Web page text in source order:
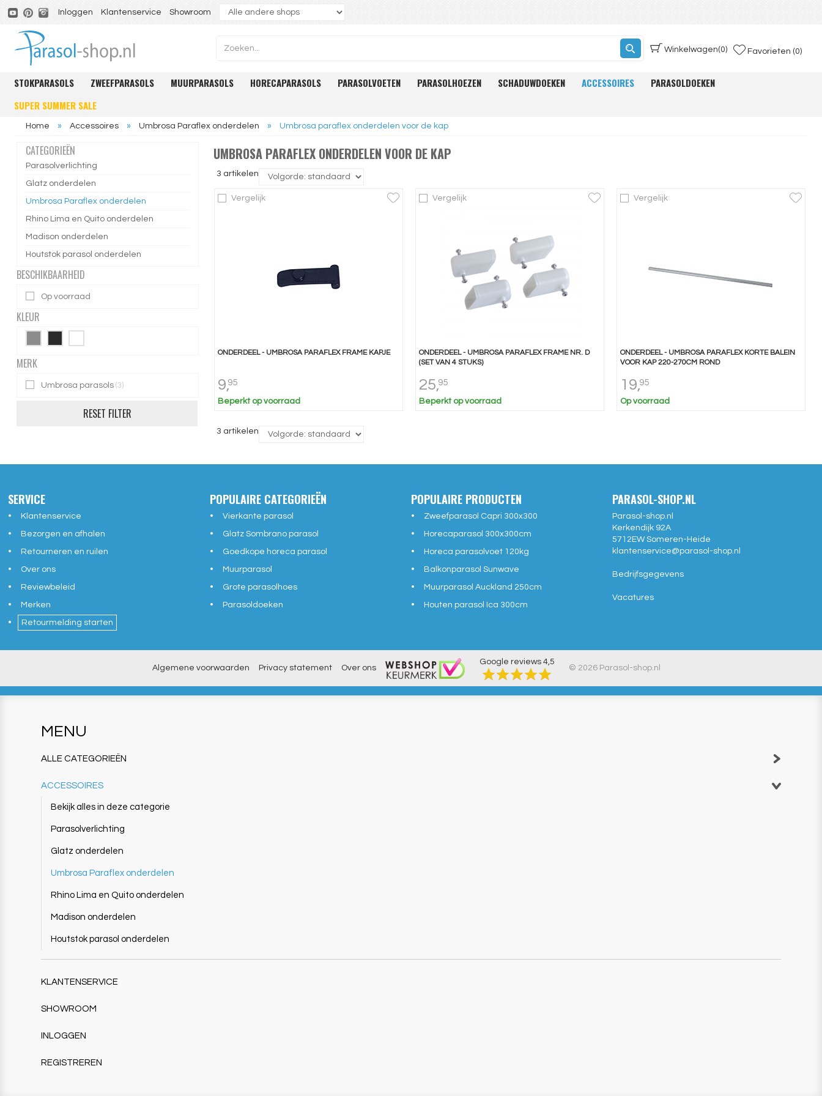
Inloggen Klantenservice Showroom
Winkelwagen(0) Favorieten (0)
STOKPARASOLS ZWEEFPARASOLS MUURPARASOLS HORECAPARASOLS PARASOLVOETEN PARASOLHOEZEN SCHADUWDOEKEN ACCESSOIRES
PARASOLDOEKEN
SUPER SUMMER SALE
Home » Accessoires » Umbrosa Paraflex onderdelen » Umbrosa paraflex onderdelen voor de kap
CATEGORIEËN
Parasolverlichting
Glatz onderdelen
Umbrosa Paraflex onderdelen
Rhino Lima en Quito onderdelen
Madison onderdelen
Houtstok parasol onderdelen
BESCHIKBAARHEID
Op voorraad
KLEUR
MERK
Umbrosa parasols(3)
RESET FILTER
UMBROSA PARAFLEX ONDERDELEN VOOR DE KAP
3 artikelen
Vergelijk
ONDERDEEL - UMBROSA PARAFLEX FRAME KAPJE
9,95
Beperkt op voorraad
Vergelijk
ONDERDEEL - UMBROSA PARAFLEX FRAME NR. D
(SET VAN 4 STUKS)
25,95
Beperkt op voorraad
Vergelijk
ONDERDEEL - UMBROSA PARAFLEX KORTE BALEIN
VOOR KAP 220-270CM ROND
19,95
Op voorraad
3 artikelen
SERVICE
Klantenservice
Bezorgen en afhalen
Retourneren en ruilen
Over ons
Reviewbeleid
Merken
Retourmelding starten
POPULAIRE CATEGORIEËN
Vierkante parasol
Glatz Sombrano parasol
Goedkope horeca parasol
Muurparasol
Grote parasolhoes
Parasoldoeken
POPULAIRE PRODUCTEN
Zweefparasol Capri 300x300
Horecaparasol 300x300cm
Horeca parasolvoet 120kg
Balkonparasol Sunwave
Muurparasol Auckland 250cm
Houten parasol Ica 300cm
PARASOL-SHOP.NL
Parasol-shop.nl
Kerkendijk 92A
5712EW Someren-Heide
klantenservice@parasol-shop.nl
Bedrijfsgegevens
Vacatures
Algemene voorwaarden Privacy statement Over ons
Google reviews 4,5
© 2026 Parasol-shop.nl
MENU
ALLE CATEGORIEËN
ACCESSOIRES
Bekijk alles in deze categorie
Parasolverlichting
Glatz onderdelen
Umbrosa Paraflex onderdelen
Rhino Lima en Quito onderdelen
Madison onderdelen
Houtstok parasol onderdelen
KLANTENSERVICE
SHOWROOM
INLOGGEN
REGISTREREN